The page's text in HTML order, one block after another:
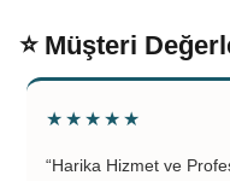
⭐ Müşteri
★★★★★
“Harika Hizmet ve